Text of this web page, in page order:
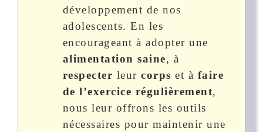
développement de nos
adolescents. En les
encourageant à adopter une
alimentation saine, à
respecter leur corps et à faire
de l’exercice régulièrement,
nous leur offrons les outils
nécessaires pour maintenir une